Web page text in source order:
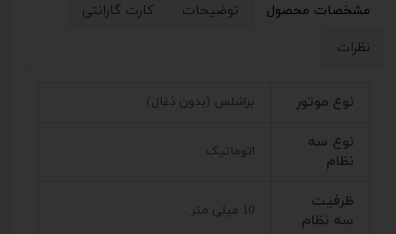
مشخصات محصول توضیحات
کارت گارانتی
نظرات
نوع موتور براشلس (بدون ذغال)
نوع سه
نظام
اتوماتیک
ظرفیت
سه نظام
10 میلی متر